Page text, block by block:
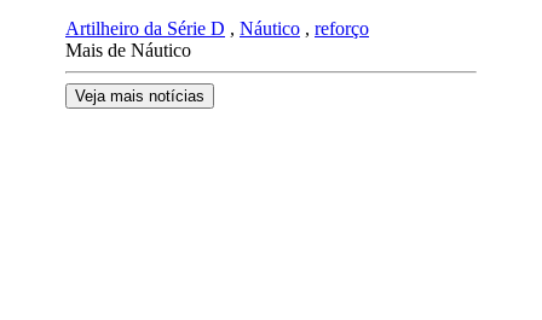
Artilheiro da Série D , Náutico , reforço
Mais de Náutico
Veja mais notícias